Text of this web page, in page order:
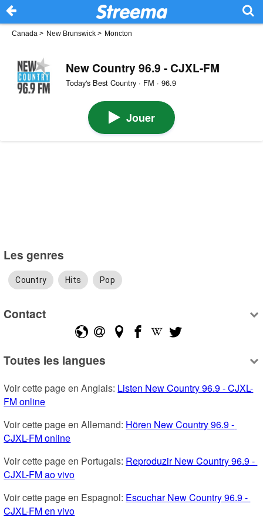
Canada > New Brunswick > Moncton
New Country 96.9 - CJXL-FM
Today's Best Country · FM · 96.9
Jouer
Les genres
Country Hits Pop
Contact
Toutes les langues
Voir cette page en Anglais: Listen New Country 96.9 - CJXL-
FM online
Voir cette page en Allemand: Hören New Country 96.9 -
CJXL-FM online
Voir cette page en Portugais: Reproduzir New Country 96.9 -
CJXL-FM ao vivo
Voir cette page en Espagnol: Escuchar New Country 96.9 -
CJXL-FM en vivo